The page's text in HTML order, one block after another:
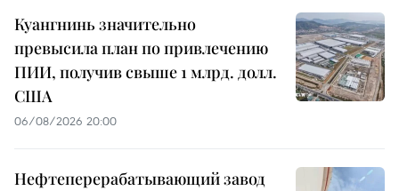
Куангнинь значительно
превысила план по привлечению
ПИИ, получив свыше 1 млрд. долл.
США
06/08/2026 20:00
Нефтеперерабатывающий завод